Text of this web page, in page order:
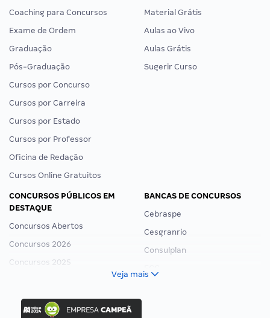
Coaching para Concursos
Exame de Ordem
Graduação
Pós-Graduação
Cursos por Concurso
Cursos por Carreira
Cursos por Estado
Cursos por Professor
Oficina de Redação
Cursos Online Gratuitos
Material Grátis
Aulas ao Vivo
Aulas Grátis
Sugerir Curso
CONCURSOS PÚBLICOS EM
DESTAQUE
Concursos Abertos
Concursos 2026
Concursos 2025
Concurso Ibama
BANCAS DE CONCURSOS
Cebraspe
Cesgranrio
Consulplan
Veja mais